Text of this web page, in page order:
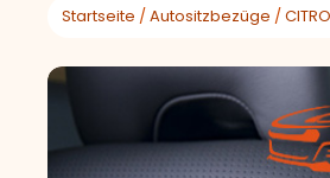
Startseite /Autositzbezüge /